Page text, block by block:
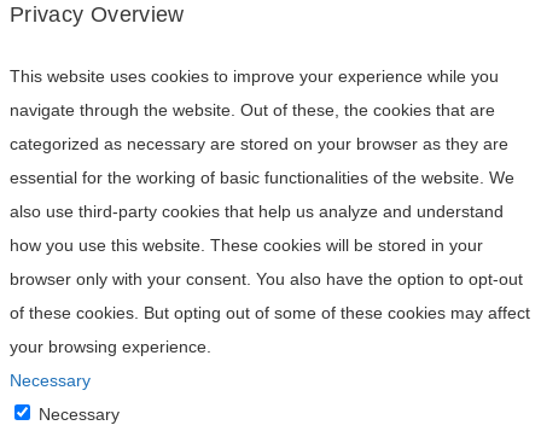
Privacy Overview
This website uses cookies to improve your experience while you
navigate through the website. Out of these, the cookies that are
categorized as necessary are stored on your browser as they are
essential for the working of basic functionalities of the website. We
also use third-party cookies that help us analyze and understand
how you use this website. These cookies will be stored in your
browser only with your consent. You also have the option to opt-out
of these cookies. But opting out of some of these cookies may affect
your browsing experience.
Necessary
Necessary